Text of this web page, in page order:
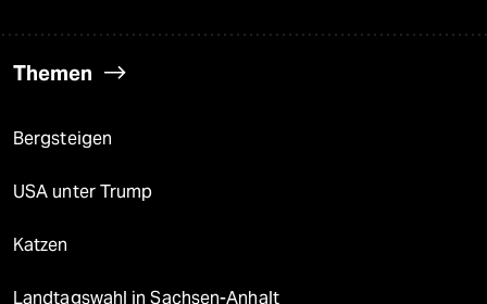
Themen
Bergsteigen
USA unter Trump
Katzen
Landtagswahl in Sachsen-Anhalt